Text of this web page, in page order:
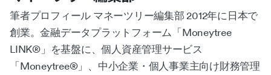
筆者プロフィール マネーツリー編集部 2012年に日本で
創業。金融データプラットフォーム「Moneytree
LINK®︎」を基盤に、個人資産管理サービス
「Moneytree®︎」、中小企業・個人事業主向け財務管理